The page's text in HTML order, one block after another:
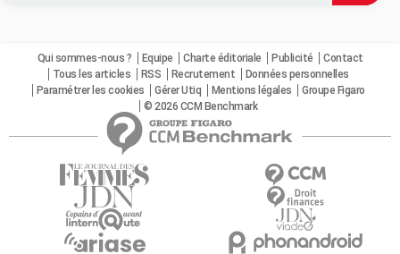
Qui sommes-nous ? Equipe Charte éditoriale Publicité
Contact
Tous les articles
RSS Recrutement
Données personnelles
Paramétrer les cookies
Gérer Utiq Mentions légales
Groupe Figaro
© 2026 CCM Benchmark